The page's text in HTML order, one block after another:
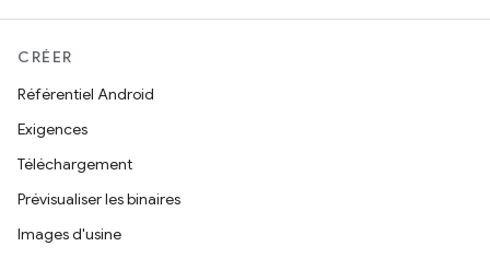
CRÉER
Référentiel Android
Exigences
Téléchargement
Prévisualiser les binaires
Images d'usine